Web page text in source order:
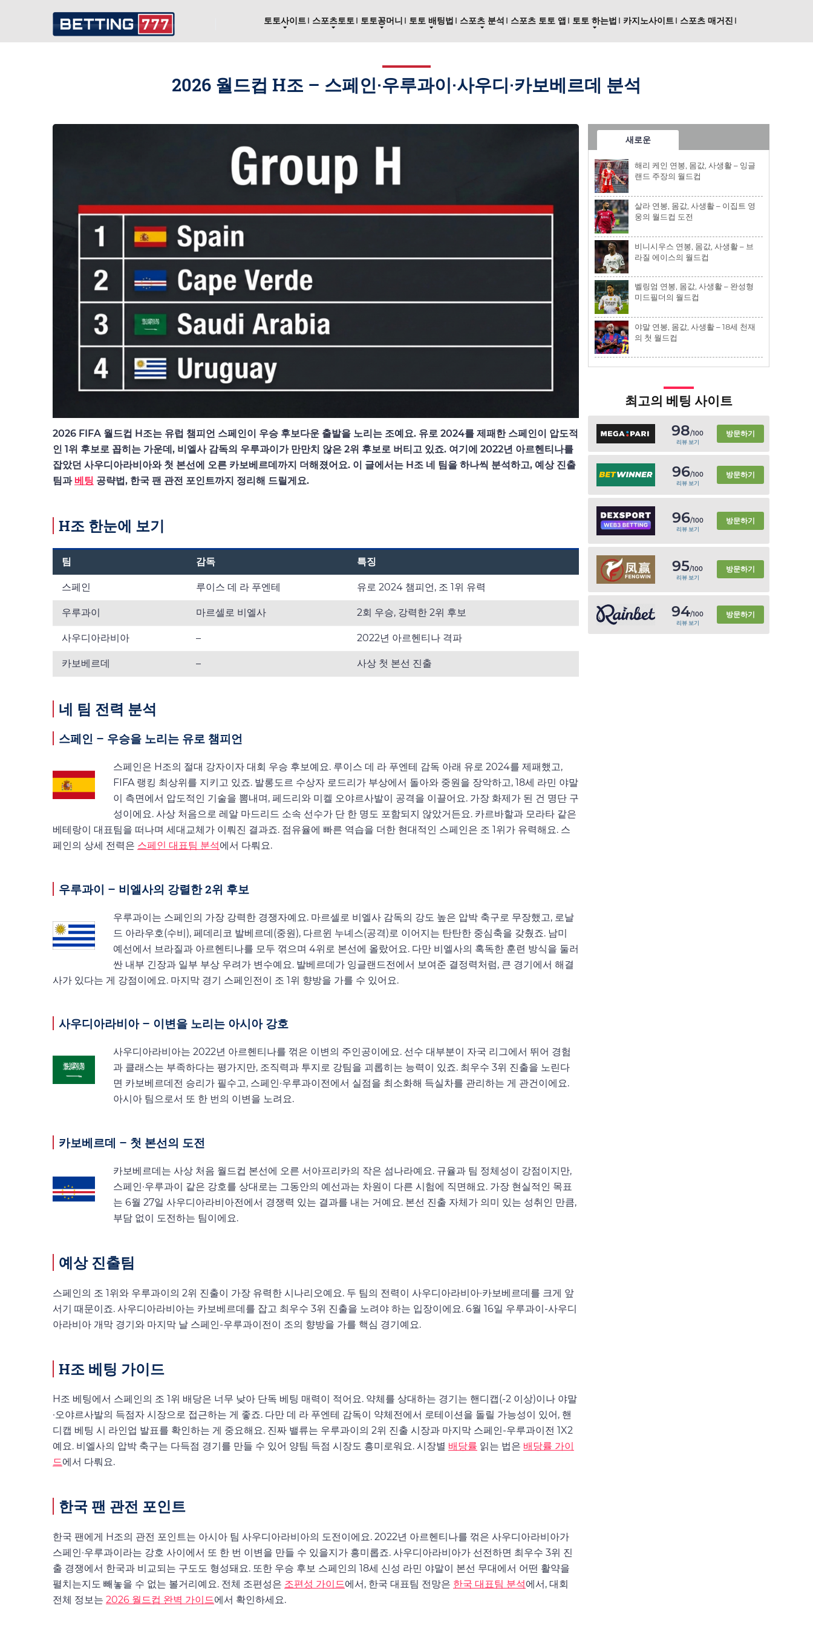
토토사이트 스포츠토토 토토꽁머니 토토 배팅법 스포츠 분석 스포츠 토토 앱 토토 하는법 카지노사이트 스포츠 매거진
2026 월드컵 H조 – 스페인·우루과이·사우디·카보베르데 분석
2026 FIFA 월드컵 H조는 유럽 챔피언 스페인이 우승 후보다운 출발을 노리는 조예요. 유로 2024를 제패한 스페인이 압도적
인 1위 후보로 꼽히는 가운데, 비엘사 감독의 우루과이가 만만치 않은 2위 후보로 버티고 있죠. 여기에 2022년 아르헨티나를
잡았던 사우디아라비아와 첫 본선에 오른 카보베르데까지 더해졌어요. 이 글에서는 H조 네 팀을 하나씩 분석하고, 예상 진출
팀과 베팅 공략법, 한국 팬 관전 포인트까지 정리해 드릴게요.
H조 한눈에 보기
팀 감독 특징
스페인 루이스 데 라 푸엔테 유로 2024 챔피언, 조 1위 유력
우루과이 마르셀로 비엘사 2회 우승, 강력한 2위 후보
사우디아라비아 – 2022년 아르헨티나 격파
카보베르데 – 사상 첫 본선 진출
네 팀 전력 분석
스페인 – 우승을 노리는 유로 챔피언
스페인은 H조의 절대 강자이자 대회 우승 후보예요. 루이스 데 라 푸엔테 감독 아래 유로 2024를 제패했고,
FIFA 랭킹 최상위를 지키고 있죠. 발롱도르 수상자 로드리가 부상에서 돌아와 중원을 장악하고, 18세 라민 야말
이 측면에서 압도적인 기술을 뽐내며, 페드리와 미켈 오야르사발이 공격을 이끌어요. 가장 화제가 된 건 명단 구
성이에요. 사상 처음으로 레알 마드리드 소속 선수가 단 한 명도 포함되지 않았거든요. 카르바할과 모라타 같은
베테랑이 대표팀을 떠나며 세대교체가 이뤄진 결과죠. 점유율에 빠른 역습을 더한 현대적인 스페인은 조 1위가 유력해요. 스
페인의 상세 전력은 스페인 대표팀 분석에서 다뤄요.
우루과이 – 비엘사의 강렬한 2위 후보
우루과이는 스페인의 가장 강력한 경쟁자예요. 마르셀로 비엘사 감독의 강도 높은 압박 축구로 무장했고, 로날
드 아라우호(수비), 페데리코 발베르데(중원), 다르윈 누녜스(공격)로 이어지는 탄탄한 중심축을 갖췄죠. 남미
예선에서 브라질과 아르헨티나를 모두 꺾으며 4위로 본선에 올랐어요. 다만 비엘사의 혹독한 훈련 방식을 둘러
싼 내부 긴장과 일부 부상 우려가 변수예요. 발베르데가 잉글랜드전에서 보여준 결정력처럼, 큰 경기에서 해결
사가 있다는 게 강점이에요. 마지막 경기 스페인전이 조 1위 향방을 가를 수 있어요.
사우디아라비아 – 이변을 노리는 아시아 강호
사우디아라비아는 2022년 아르헨티나를 꺾은 이변의 주인공이에요. 선수 대부분이 자국 리그에서 뛰어 경험
과 클래스는 부족하다는 평가지만, 조직력과 투지로 강팀을 괴롭히는 능력이 있죠. 최우수 3위 진출을 노린다
면 카보베르데전 승리가 필수고, 스페인·우루과이전에서 실점을 최소화해 득실차를 관리하는 게 관건이에요.
아시아 팀으로서 또 한 번의 이변을 노려요.
카보베르데 – 첫 본선의 도전
카보베르데는 사상 처음 월드컵 본선에 오른 서아프리카의 작은 섬나라예요. 규율과 팀 정체성이 강점이지만,
스페인·우루과이 같은 강호를 상대로는 그동안의 예선과는 차원이 다른 시험에 직면해요. 가장 현실적인 목표
는 6월 27일 사우디아라비아전에서 경쟁력 있는 결과를 내는 거예요. 본선 진출 자체가 의미 있는 성취인 만큼,
부담 없이 도전하는 팀이에요.
예상 진출팀
스페인의 조 1위와 우루과이의 2위 진출이 가장 유력한 시나리오예요. 두 팀의 전력이 사우디아라비아·카보베르데를 크게 앞
서기 때문이죠. 사우디아라비아는 카보베르데를 잡고 최우수 3위 진출을 노려야 하는 입장이에요. 6월 16일 우루과이-사우디
아라비아 개막 경기와 마지막 날 스페인-우루과이전이 조의 향방을 가를 핵심 경기예요.
H조 베팅 가이드
H조 베팅에서 스페인의 조 1위 배당은 너무 낮아 단독 베팅 매력이 적어요. 약체를 상대하는 경기는 핸디캡(-2 이상)이나 야말
·오야르사발의 득점자 시장으로 접근하는 게 좋죠. 다만 데 라 푸엔테 감독이 약체전에서 로테이션을 돌릴 가능성이 있어, 핸
디캡 베팅 시 라인업 발표를 확인하는 게 중요해요. 진짜 밸류는 우루과이의 2위 진출 시장과 마지막 스페인-우루과이전 1X2
예요. 비엘사의 압박 축구는 다득점 경기를 만들 수 있어 양팀 득점 시장도 흥미로워요. 시장별 배당률 읽는 법은 배당률 가이
드에서 다뤄요.
한국 팬 관전 포인트
한국 팬에게 H조의 관전 포인트는 아시아 팀 사우디아라비아의 도전이에요. 2022년 아르헨티나를 꺾은 사우디아라비아가
스페인·우루과이라는 강호 사이에서 또 한 번 이변을 만들 수 있을지가 흥미롭죠. 사우디아라비아가 선전하면 최우수 3위 진
출 경쟁에서 한국과 비교되는 구도도 형성돼요. 또한 우승 후보 스페인의 18세 신성 라민 야말이 본선 무대에서 어떤 활약을
펼치는지도 빼놓을 수 없는 볼거리예요. 전체 조편성은 조편성 가이드에서, 한국 대표팀 전망은 한국 대표팀 분석에서, 대회
전체 정보는 2026 월드컵 완벽 가이드에서 확인하세요.
새로운
해리 케인 연봉, 몸값, 사생활 – 잉글
랜드 주장의 월드컵
살라 연봉, 몸값, 사생활 – 이집트 영
웅의 월드컵 도전
비니시우스 연봉, 몸값, 사생활 – 브
라질 에이스의 월드컵
벨링엄 연봉, 몸값, 사생활 – 완성형
미드필더의 월드컵
야말 연봉, 몸값, 사생활 – 18세 천재
의 첫 월드컵
최고의 베팅 사이트
98/100
리뷰 보기
방문하기
96/100
리뷰 보기
방문하기
96/100
리뷰 보기
방문하기
95/100
리뷰 보기
방문하기
94/100
리뷰 보기
방문하기